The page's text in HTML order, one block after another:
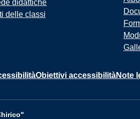
didattiche
delle classi
Obiettivi accessibilitàNote